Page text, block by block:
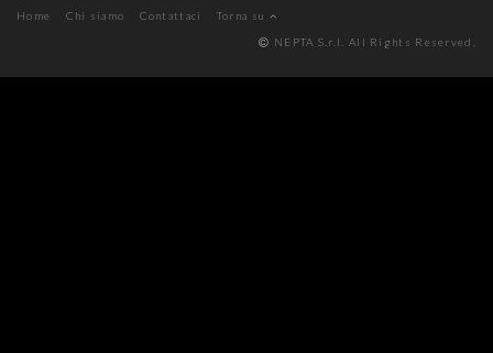
Home Chi siamo Contattaci
Torna su
NEPTA S.r.l. All Rights Reserved.